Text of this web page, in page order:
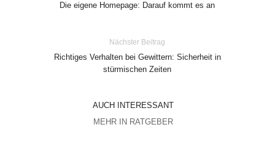
Die eigene Homepage: Darauf kommt es an
Nächster Beitrag
Richtiges Verhalten bei Gewittern: Sicherheit in
stürmischen Zeiten
AUCH INTERESSANT
MEHR IN RATGEBER